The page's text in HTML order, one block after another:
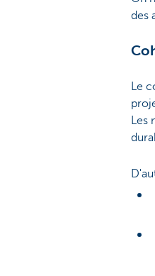
des
Le
Les